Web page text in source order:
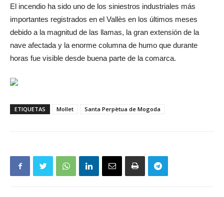
El incendio ha sido uno de los siniestros industriales más
importantes registrados en el Vallès en los últimos meses
debido a la magnitud de las llamas, la gran extensión de la
nave afectada y la enorme columna de humo que durante
horas fue visible desde buena parte de la comarca.
ETIQUETAS Mollet Santa Perpètua de Mogoda